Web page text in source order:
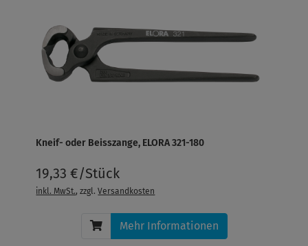
Kneif- oder Beisszange, ELORA 321-180
19,33 €/Stück
inkl. MwSt., zzgl.Versandkosten
Mehr Informationen